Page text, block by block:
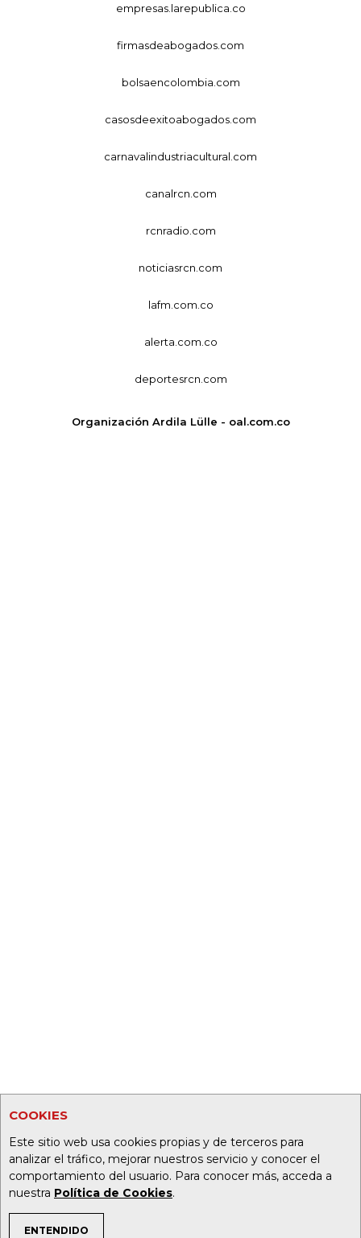
COOKIES
Este sitio web usa cookies propias y de terceros para
analizar el tráfico, mejorar nuestros servicio y conocer el
comportamiento del usuario. Para conocer más, acceda a
nuestra Política de Cookies.
ENTENDIDO
empresas.larepublica.co
firmasdeabogados.com
bolsaencolombia.com
casosdeexitoabogados.com
carnavalindustriacultural.com
canalrcn.com
rcnradio.com
noticiasrcn.com
lafm.com.co
alerta.com.co
deportesrcn.com
Organización Ardila Lülle - oal.com.co